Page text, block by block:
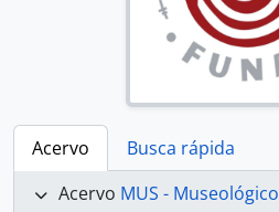
Acervo
Busca rápida
Acervo MUS - Museológico